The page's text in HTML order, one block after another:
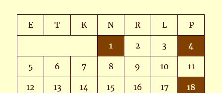
E T K N R L P
1 2 3 4
5 6 7 8 9 10 11
12 13 14 15 16 17 18